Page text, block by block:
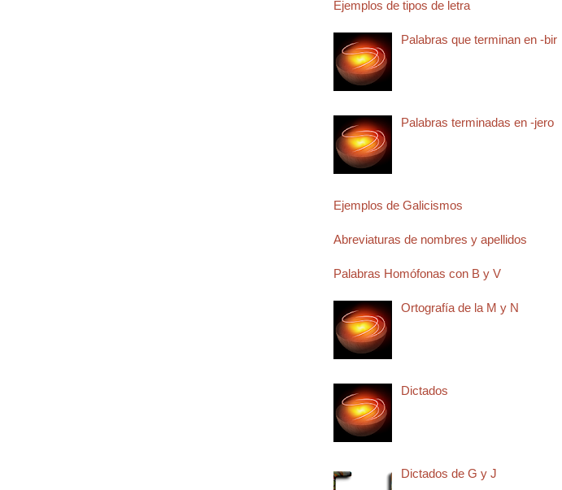
Ejemplos de tipos de letra
Palabras que terminan en -bir
Palabras terminadas en -jero
Ejemplos de Galicismos
Abreviaturas de nombres y apellidos
Palabras Homófonas con B y V
Ortografía de la M y N
Dictados
Dictados de G y J